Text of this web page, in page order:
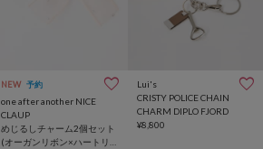
NEW 予約
one after another NICE
CLAUP
めじるしチャーム2個セット
(オーガンリボン×ハートリ
Lui's
CRISTY POLICE CHAIN
CHARM DIPLO FJORD
¥8,800